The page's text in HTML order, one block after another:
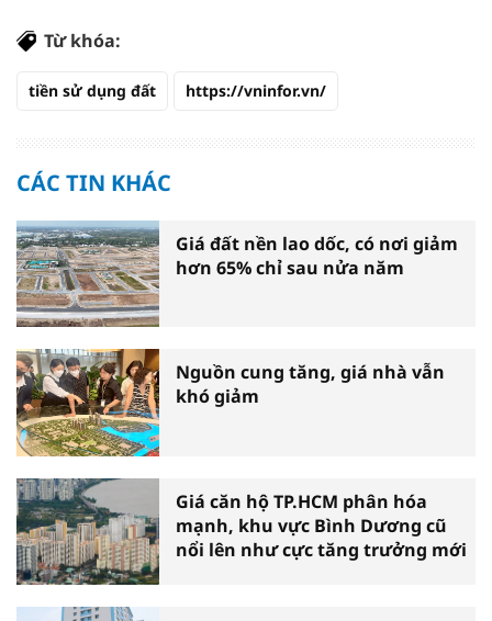
Từ khóa:
tiền sử dụng đất https://vninfor.vn/
CÁC TIN KHÁC
Giá đất nền lao dốc, có nơi giảm
hơn 65% chỉ sau nửa năm
Nguồn cung tăng, giá nhà vẫn
khó giảm
Giá căn hộ TP.HCM phân hóa
mạnh, khu vực Bình Dương cũ
nổi lên như cực tăng trưởng mới